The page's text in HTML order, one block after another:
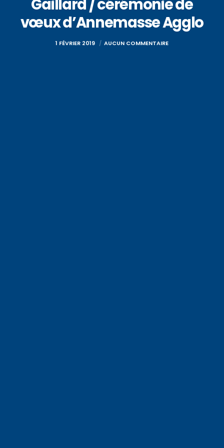
Gaillard / cérémonie de
vœux d’Annemasse Agglo
1 FÉVRIER 2019 AUCUN COMMENTAIRE